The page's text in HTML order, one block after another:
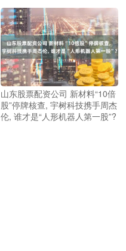
山东股票配资公司 新材料“10倍
股”停牌核查, 宇树科技携手周杰
伦, 谁才是“人形机器人第一股”?